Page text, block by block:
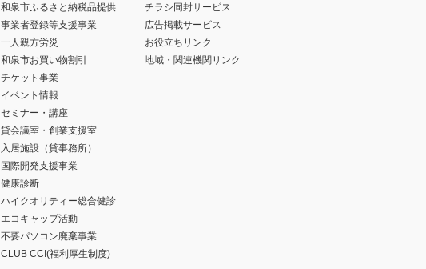
和泉市ふるさと納税品提供
事業者登録等支援事業
一人親方労災
和泉市お買い物割引
チケット事業
イベント情報
セミナー・講座
貸会議室・創業支援室
入居施設（貸事務所）
国際開発支援事業
健康診断
ハイクオリティー総合健診
エコキャップ活動
不要パソコン廃棄事業
CLUB CCI(福利厚生制度)
チラシ同封サービス
広告掲載サービス
お役立ちリンク
地域・関連機関リンク